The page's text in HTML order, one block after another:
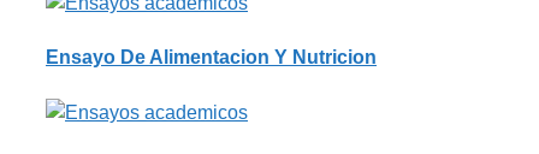
Ensayo De Alimentacion Y Nutricion